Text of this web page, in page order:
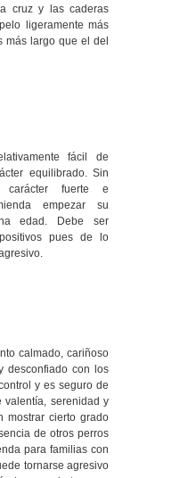
cruz y las caderas
ligeramente más
más largo que el del
fácil de
equilibrado. Sin
fuerte e
empezar su
edad. Debe ser
pues de lo
calmado, cariñoso
desconfiado con los
y es seguro de
valentía, serenidad y
mostrar cierto grado
de otros perros
para familias con
tornarse agresivo